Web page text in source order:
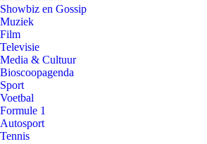
Showbiz en Gossip
Muziek
Film
Televisie
Media & Cultuur
Bioscoopagenda
Sport
Voetbal
Formule 1
Autosport
Tennis